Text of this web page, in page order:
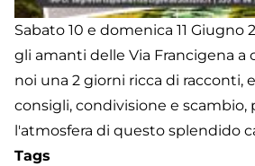
Sabato 10 e domenica 11
gli amanti delle Via Francigena a
noi una 2 giorni ricca di racconti,
consigli, condivisione e scambio,
l'atmosfera di questo splendido
Tags